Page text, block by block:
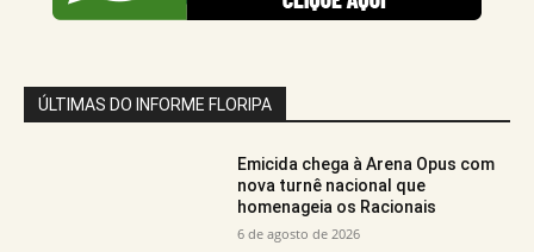
ÚLTIMAS DO INFORME FLORIPA
Emicida chega à Arena Opus com
nova turnê nacional que
homenageia os Racionais
6 de agosto de 2026